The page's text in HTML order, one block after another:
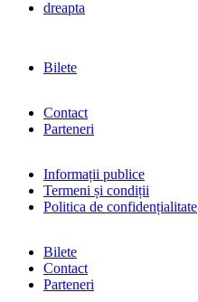
dreapta
Bilete
Contact
Parteneri
Informații publice
Termeni și condiții
Politica de confidențialitate
Bilete
Contact
Parteneri